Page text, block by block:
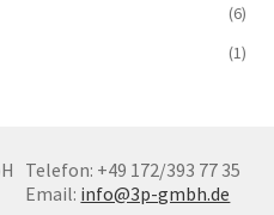
(6)
(1)
Telefon: +49 172/393 77 35
Email: info@3p-gmbh.de